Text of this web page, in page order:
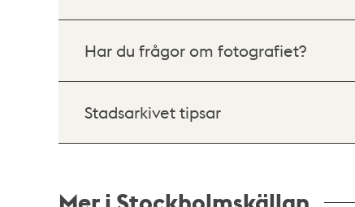
Har du frågor om fotografiet?
Stadsarkivet tipsar